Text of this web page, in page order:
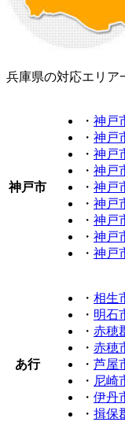
兵庫県の対応エリア
神戸市
・ 神戸
・ 神戸
・ 神戸
・ 神戸
・ 神戸
・ 神戸
・ 神戸
・ 神戸
・ 神戸
あ行
・ 相生
・ 明石
・ 赤穂
・ 赤穂
・ 芦屋
・ 尼崎
・ 伊丹
・ 揖保